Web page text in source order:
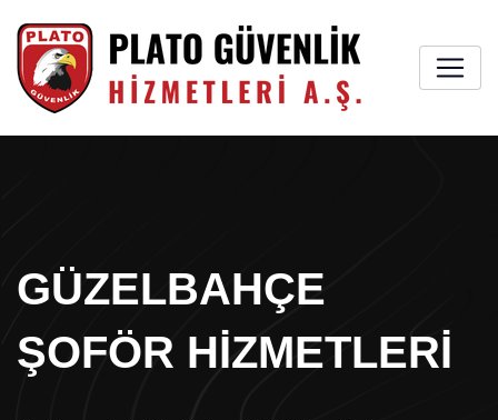
GÜZELBAHÇE
ŞOFÖR HIZMETLERI